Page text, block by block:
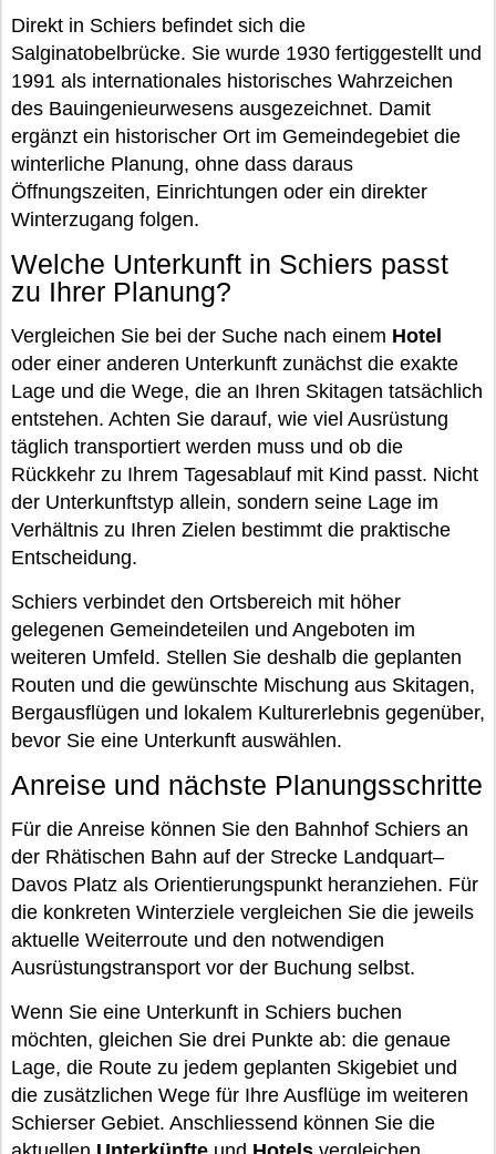
Direkt in Schiers befindet sich die
Salginatobelbrücke. Sie wurde 1930 fertiggestellt und
1991 als internationales historisches Wahrzeichen
des Bauingenieurwesens ausgezeichnet. Damit
ergänzt ein historischer Ort im Gemeindegebiet die
winterliche Planung, ohne dass daraus
Öffnungszeiten, Einrichtungen oder ein direkter
Winterzugang folgen.
Welche Unterkunft in Schiers passt
zu Ihrer Planung?
Vergleichen Sie bei der Suche nach einem Hotel
oder einer anderen Unterkunft zunächst die exakte
Lage und die Wege, die an Ihren Skitagen tatsächlich
entstehen. Achten Sie darauf, wie viel Ausrüstung
täglich transportiert werden muss und ob die
Rückkehr zu Ihrem Tagesablauf mit Kind passt. Nicht
der Unterkunftstyp allein, sondern seine Lage im
Verhältnis zu Ihren Zielen bestimmt die praktische
Entscheidung.
Schiers verbindet den Ortsbereich mit höher
gelegenen Gemeindeteilen und Angeboten im
weiteren Umfeld. Stellen Sie deshalb die geplanten
Routen und die gewünschte Mischung aus Skitagen,
Bergausflügen und lokalem Kulturerlebnis gegenüber,
bevor Sie eine Unterkunft auswählen.
Anreise und nächste Planungsschritte
Für die Anreise können Sie den Bahnhof Schiers an
der Rhätischen Bahn auf der Strecke Landquart–
Davos Platz als Orientierungspunkt heranziehen. Für
die konkreten Winterziele vergleichen Sie die jeweils
aktuelle Weiterroute und den notwendigen
Ausrüstungstransport vor der Buchung selbst.
Wenn Sie eine Unterkunft in Schiers buchen
möchten, gleichen Sie drei Punkte ab: die genaue
Lage, die Route zu jedem geplanten Skigebiet und
die zusätzlichen Wege für Ihre Ausflüge im weiteren
Schierser Gebiet. Anschliessend können Sie die